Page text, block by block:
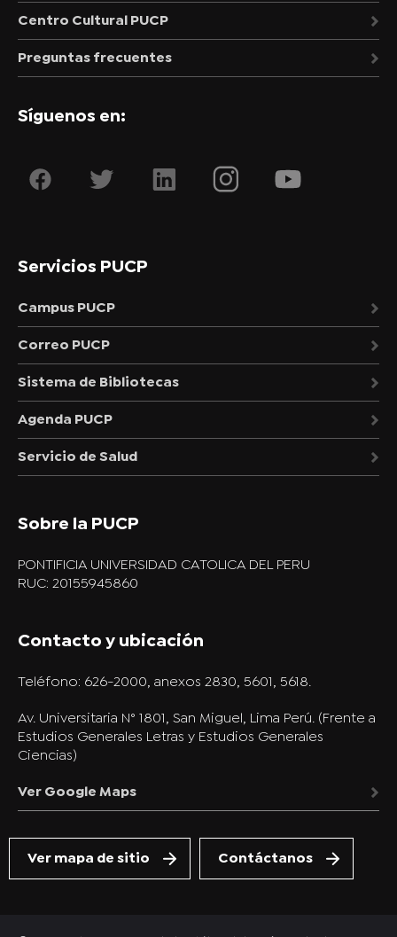
Centro Cultural PUCP
Preguntas frecuentes
Síguenos en:
Servicios PUCP
Campus PUCP
Correo PUCP
Sistema de Bibliotecas
Agenda PUCP
Servicio de Salud
Sobre la PUCP
PONTIFICIA UNIVERSIDAD CATOLICA DEL PERU
RUC: 20155945860
Contacto y ubicación
Teléfono: 626-2000, anexos 2830, 5601, 5618.
Av. Universitaria N° 1801, San Miguel, Lima Perú. (Frente a
Estudios Generales Letras y Estudios Generales
Ciencias)
Ver Google Maps
Ver mapa de sitio Contáctanos